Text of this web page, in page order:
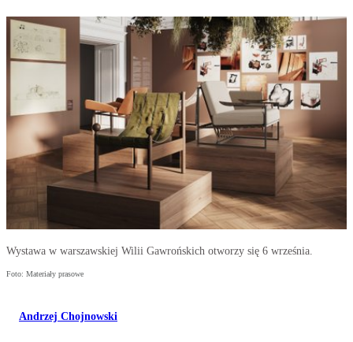
Wystawa w warszawskiej Wilii Gawrońskich otworzy się 6 września.
Foto: Materiały prasowe
Andrzej Chojnowski